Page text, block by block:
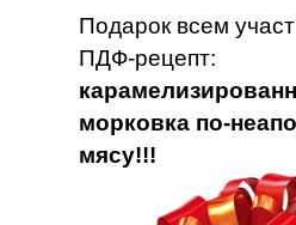
Подарок всем
ПДФ-рецепт:
морковка по-
мясу!!!